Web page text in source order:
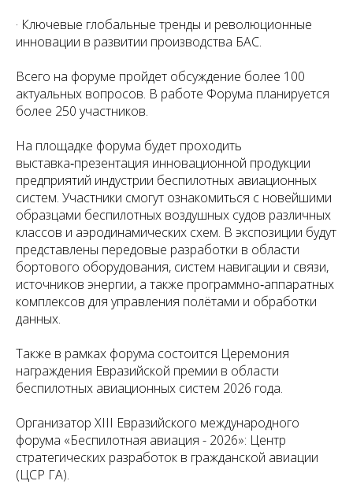
· Ключевые глобальные тренды и революционные
инновации в развитии производства БАС.
Всего на форуме пройдет обсуждение более 100
актуальных вопросов. В работе Форума планируется
более 250 участников.
На площадке форума будет проходить
выставка‑презентация инновационной продукции
предприятий индустрии беспилотных авиационных
систем. Участники смогут ознакомиться с новейшими
образцами беспилотных воздушных судов различных
классов и аэродинамических схем. В экспозиции будут
представлены передовые разработки в области
бортового оборудования, систем навигации и связи,
источников энергии, а также программно‑аппаратных
комплексов для управления полётами и обработки
данных.
Также в рамках форума состоится Церемония
награждения Евразийской премии в области
беспилотных авиационных систем 2026 года.
Организатор XIII Евразийского международного
форума «Беспилотная авиация - 2026»: Центр
стратегических разработок в гражданской авиации
(ЦСР ГА).